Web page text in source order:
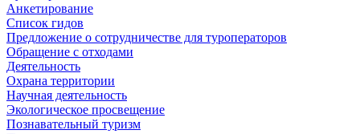
Анкетирование
Список гидов
Предложение о сотрудничестве для туроператоров
Обращение с отходами
Деятельность
Охрана территории
Научная деятельность
Экологическое просвещение
Познавательный туризм